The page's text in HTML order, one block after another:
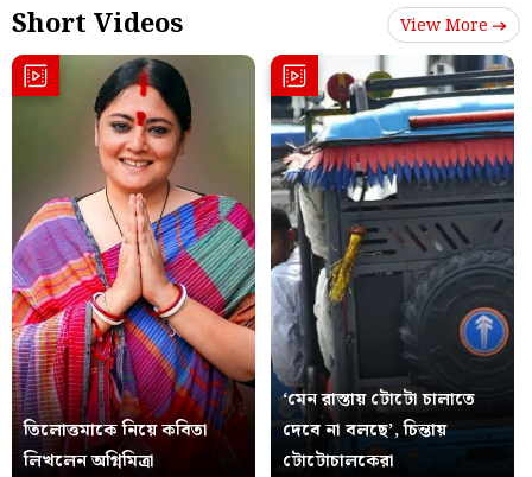
Short Videos View More
তিলোত্তমাকে নিয়ে কবিতা
লিখলেন অগ্নিমিত্রা
‘মেন রাস্তায় টোটো চালাতে
দেবে না বলছে’, চিন্তায়
টোটোচালকেরা